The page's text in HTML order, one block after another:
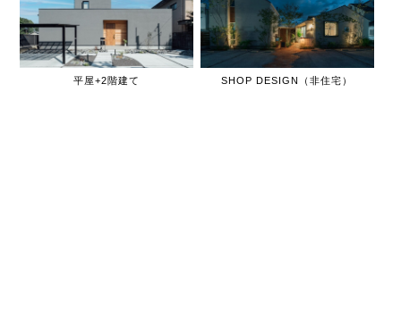
平屋+2階建て SHOP DESIGN（非住宅）